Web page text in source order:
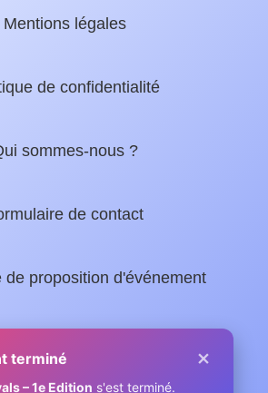
Mentions légales
de confidentialité
sommes-nous ?
de contact
de proposition d'événement
terminé
– 1e Edition s'est terminé.
×